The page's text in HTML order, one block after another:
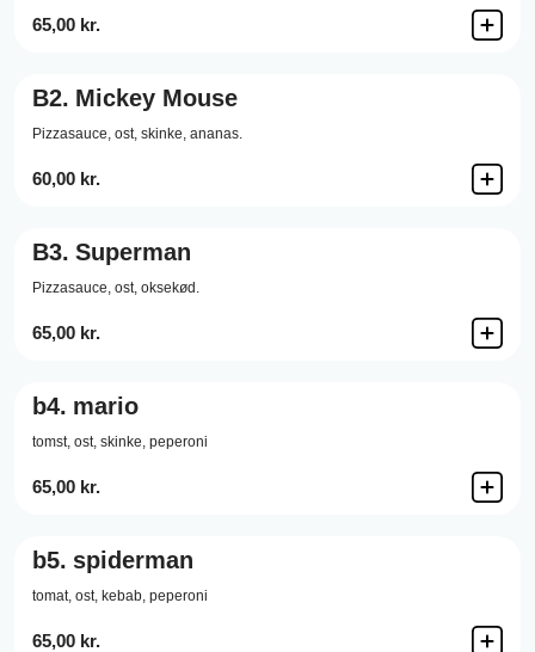
65,00 kr.
B2. Mickey Mouse
Pizzasauce, ost, skinke, ananas.
60,00 kr.
B3. Superman
Pizzasauce, ost, oksekød.
65,00 kr.
b4. mario
tomst, ost, skinke, peperoni
65,00 kr.
b5. spiderman
tomat, ost, kebab, peperoni
65,00 kr.